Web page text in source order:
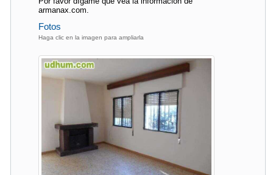
armanax.com.
Fotos
Haga clic en la imagen para ampliarla